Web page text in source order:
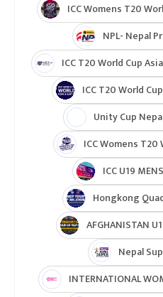
ICC Womens T20
NPL- Nepal
ICC T20 World Cup
ICC T20 World
Unity Cup
ICC Womens
ICC U19
Hongkong
AFGHANISTAN
Nepal
INTERNATIONAL